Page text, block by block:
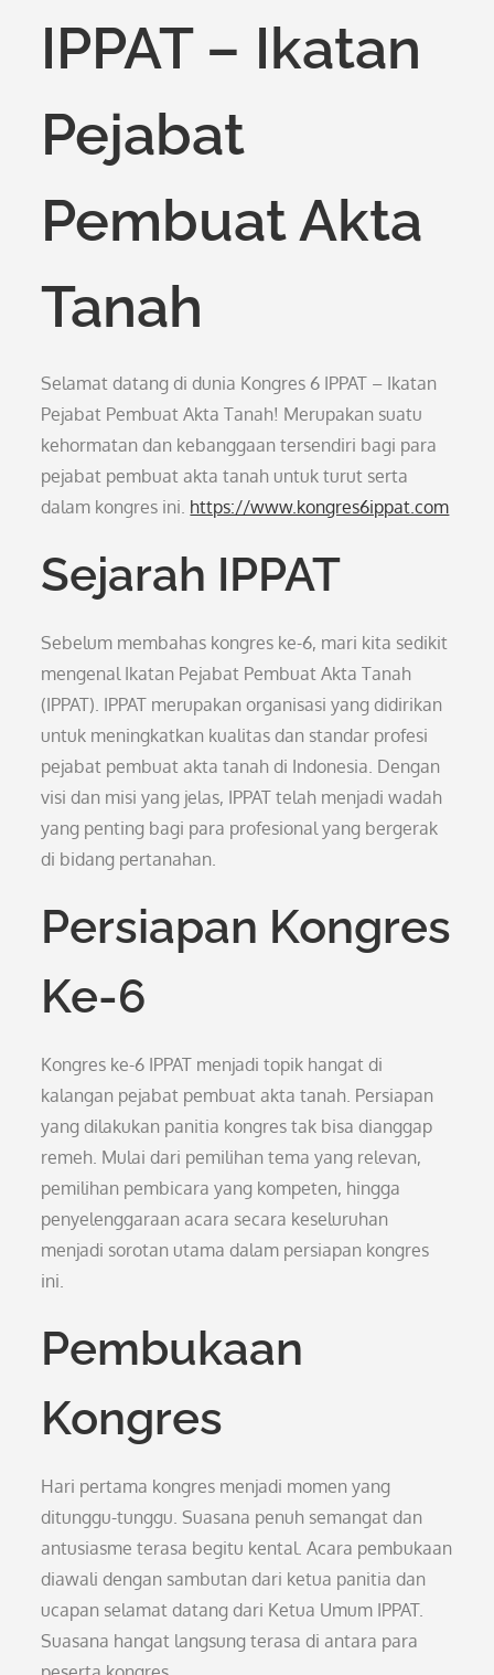
IPPAT – Ikatan
Pejabat
Pembuat Akta
Tanah
Selamat datang di dunia Kongres 6 IPPAT – Ikatan
Pejabat Pembuat Akta Tanah! Merupakan suatu
kehormatan dan kebanggaan tersendiri bagi para
pejabat pembuat akta tanah untuk turut serta
dalam kongres ini. https://www.kongres6ippat.com
Sejarah IPPAT
Sebelum membahas kongres ke-6, mari kita sedikit
mengenal Ikatan Pejabat Pembuat Akta Tanah
(IPPAT). IPPAT merupakan organisasi yang didirikan
untuk meningkatkan kualitas dan standar profesi
pejabat pembuat akta tanah di Indonesia. Dengan
visi dan misi yang jelas, IPPAT telah menjadi wadah
yang penting bagi para profesional yang bergerak
di bidang pertanahan.
Persiapan Kongres
Ke-6
Kongres ke-6 IPPAT menjadi topik hangat di
kalangan pejabat pembuat akta tanah. Persiapan
yang dilakukan panitia kongres tak bisa dianggap
remeh. Mulai dari pemilihan tema yang relevan,
pemilihan pembicara yang kompeten, hingga
penyelenggaraan acara secara keseluruhan
menjadi sorotan utama dalam persiapan kongres
ini.
Pembukaan
Kongres
Hari pertama kongres menjadi momen yang
ditunggu-tunggu. Suasana penuh semangat dan
antusiasme terasa begitu kental. Acara pembukaan
diawali dengan sambutan dari ketua panitia dan
ucapan selamat datang dari Ketua Umum IPPAT.
Suasana hangat langsung terasa di antara para